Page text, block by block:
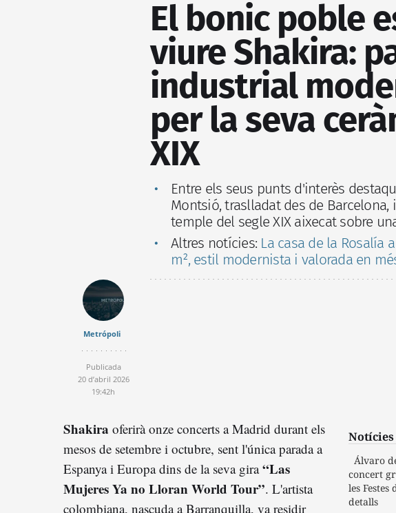
El bonic poble
viure Shakira:
industrial
per la seva
XIX
Entre els seus punts d'interès
Montsió, traslladat des de Barcelona,
temple del segle XIX aixecat sobre
Altres notícies: La casa de la Rosalía
m², estil modernista i valorada en
Metrópoli
Publicada
20 d’abril 2026
19:42h
Álvaro
concert
les Festes
detalls
Shakira oferirà onze concerts a Madrid durant els
mesos de setembre i octubre, sent l'única parada a
Espanya i Europa dins de la seva gira“Las
Mujeres Ya no Lloran World Tour”. L'artista
colombiana, nascuda a Barranquilla, va residir